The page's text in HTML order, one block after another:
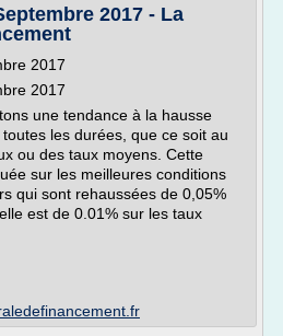
2017 - La
2017
2017
une tendance à la hausse
les durées, que ce soit au
ou des taux moyens. Cette
sur les meilleures conditions
qui sont rehaussées de 0,05%
est de 0.01% sur les taux